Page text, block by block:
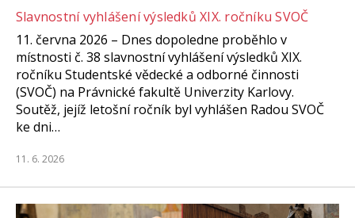
Slavnostní vyhlášení výsledků XIX. ročníku SVOČ
11. června 2026 – Dnes dopoledne proběhlo v
místnosti č. 38 slavnostní vyhlášení výsledků XIX.
ročníku Studentské vědecké a odborné činnosti
(SVOČ) na Právnické fakultě Univerzity Karlovy.
Soutěž, jejíž letošní ročník byl vyhlášen Radou SVOČ
ke dni…
11. 6. 2026